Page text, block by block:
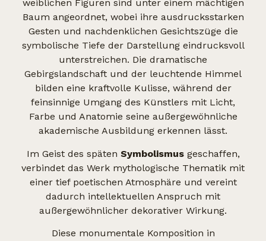
weiblichen Figuren sind unter einem mächtigen
Baum angeordnet, wobei ihre ausdrucksstarken
Gesten und nachdenklichen Gesichtszüge die
symbolische Tiefe der Darstellung eindrucksvoll
unterstreichen. Die dramatische
Gebirgslandschaft und der leuchtende Himmel
bilden eine kraftvolle Kulisse, während der
feinsinnige Umgang des Künstlers mit Licht,
Farbe und Anatomie seine außergewöhnliche
akademische Ausbildung erkennen lässt.
Im Geist des späten Symbolismusgeschaffen,
verbindet das Werk mythologische Thematik mit
einer tief poetischen Atmosphäre und vereint
dadurch intellektuellen Anspruch mit
außergewöhnlicher dekorativer Wirkung.
Diese monumentale Komposition in